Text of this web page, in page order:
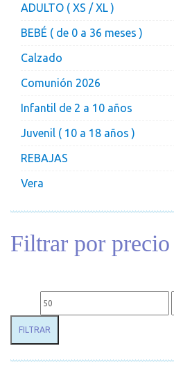
ADULTO ( XS / XL )
BEBÉ ( de 0 a 36 meses )
Calzado
Comunión 2026
Infantil de 2 a 10 años
Juvenil ( 10 a 18 años )
REBAJAS
Vera
Filtrar por precio
Precio mínimo
FILTRAR